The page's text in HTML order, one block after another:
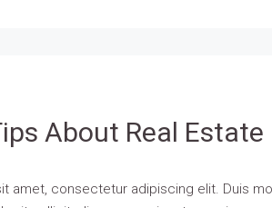
About Real Estate
amet, consectetur adipiscing elit. Duis